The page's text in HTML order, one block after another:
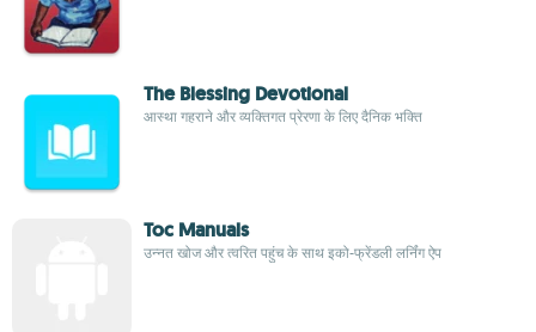
The Blessing Devotional
आस्था गहराने और व्यक्तिगत प्रेरणा के लिए दैनिक भक्ति
Toc Manuals
उन्नत खोज और त्वरित पहुंच के साथ इको-फ्रेंडली लर्निंग ऐप